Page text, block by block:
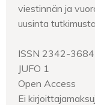
viestinnän ja
uusinta
ISSN 2342-3684
JUFO 1
Open Access
Ei